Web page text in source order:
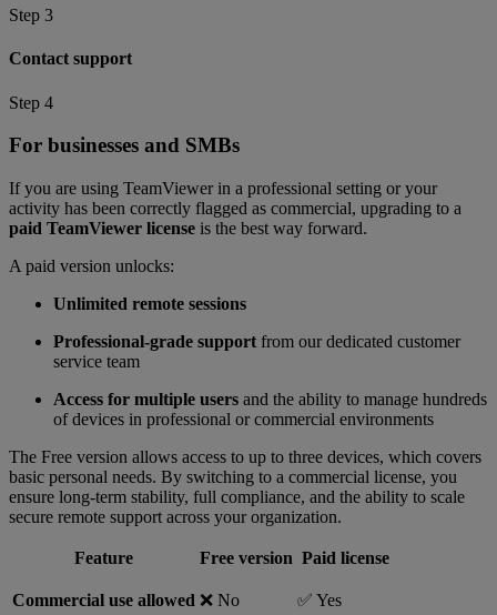
Step 3
Contact support
Step 4
For businesses and SMBs
If you are using TeamViewer in a professional setting or your
activity has been correctly flagged as commercial, upgrading to a
paid TeamViewer license is the best way forward.
A paid version unlocks:
Unlimited remote sessions
Professional-grade support from our dedicated customer
service team
Access for multiple users and the ability to manage hundreds
of devices in professional or commercial environments
The Free version allows access to up to three devices, which covers
basic personal needs. By switching to a commercial license, you
ensure long-term stability, full compliance, and the ability to scale
secure remote support across your organization.
Feature Free version Paid license
Commercial use allowed ❌ No ✅ Yes